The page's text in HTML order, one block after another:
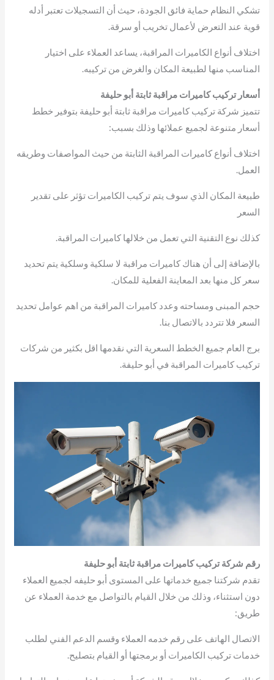
تشكي النظام حماية فائق الجودة، حيث أن التسجيلات تعتبر أدله
قوية عند التعرض لأعمال تخريب أو سرقة.
اختلاف أنواع الكاميرات المراقبة، يساعد العملاء على اختيار
المناسب منها لطبيعة المكان والغرض من تركيبه.
أسعار تركيب كاميرات مراقبة ثابتة أبو حليفة
تتميز شركة تركيب كاميرات مراقبة ثابتة أبو حليفة بتوفير خطط
أسعار متنوعة لجميع عملائها وذلك بسبب:
اختلاف أنواع كاميرات المراقبة الثابتة من حيث المواصفات وطريقه
العمل.
طبيعة المكان الذي سوف يتم تركيب الكاميرات تؤثر على تقدير
السعر
كذلك نوع التقنية التي تعمل من خلالها كاميرات المراقبة.
بالإضافة إلى أن هناك كاميرات مراقبة لا سلكية وسلكية يتم تحديد
سعر كل منها بعد المعاينة الفعلية للمكان.
حجم المبنى ومساحته وعدد كاميرات المراقبة من اهم عوامل تحديد
السعر فلا تتردد بالاتصال بنا.
برج العام جميع الخطط السعرية التي نقدمها اقل بكثير من شركات
تركيب كاميرات المراقبة في أبو حليفة.
رقم شركة تركيب كاميرات مراقبة ثابتة أبو حليفة
تقدم شركتنا جميع خدماتها على المستوى أبو حليفه لجميع العملاء
دون استثناء، وذلك من خلال القيام بالتواصل مع خدمة العملاء عن
طريق:
الاتصال الهاتف على رقم خدمه العملاء وقسم الدعم الفني لطلب
خدمات تركيب الكاميرات أو برمجتها أو القيام بتصليح.